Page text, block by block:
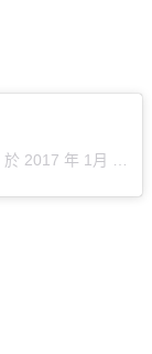
於 2017 年 1月 月 9 10:31下午 PST 張貼